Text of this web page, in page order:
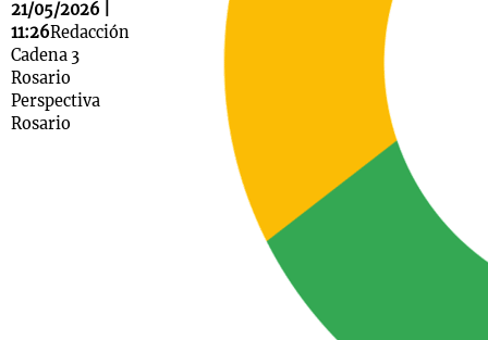
21/05/2026 |
11:26Redacción
Cadena 3
Rosario
Perspectiva
Rosario